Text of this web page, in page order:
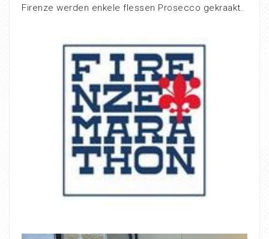
Firenze werden enkele flessen Prosecco gekraakt.